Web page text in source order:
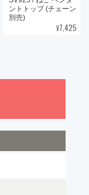
ントトップ (チェーン
別売)
¥7,425